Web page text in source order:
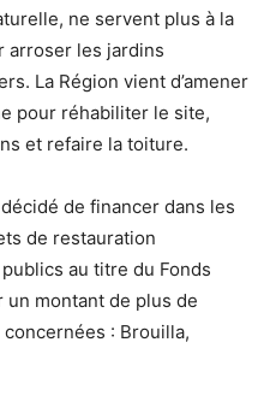
ne servent plus à la
arroser les jardins
La Région vient d’amener
pour réhabiliter le site,
et refaire la toiture.
de financer dans les
de restauration
au titre du Fonds
un montant de plus de
: Brouilla,